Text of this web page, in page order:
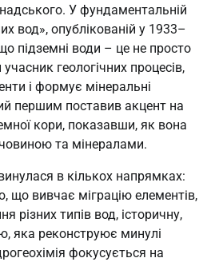
У фундаментальній
вод», опублікованій у 1933–
підземні води – це не просто
геологічних процесів,
і формує мінеральні
першим поставив акцент на
кори, показавши, як вона
та мінералами.
в кількох напрямках:
що вивчає міграцію елементів,
різних типів вод, історичну,
яка реконструює минулі
фокусується на